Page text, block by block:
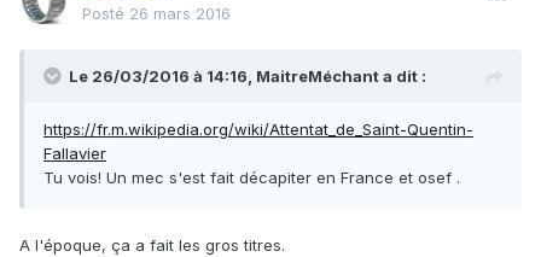
Posté 26 mars 2016
Le 26/03/2016 à 14:16, MaitreMéchant a dit :
https://fr.m.wikipedia.org/wiki/Attentat_de_Saint-Quentin-
Fallavier
Tu vois! Un mec s'est fait décapiter en France et osef .
A l'époque, ça a fait les gros titres.